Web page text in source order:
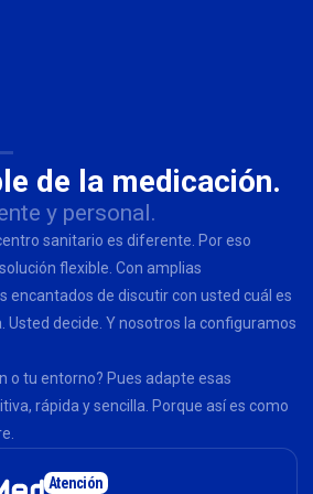
de la medicación.
y personal.
sanitario es diferente. Por eso
flexible. Con amplias
encantados de discutir con usted cuál es
Usted decide. Y nosotros la configuramos
o tu entorno? Pues adapte esas
rápida y sencilla. Porque así es como
Atención